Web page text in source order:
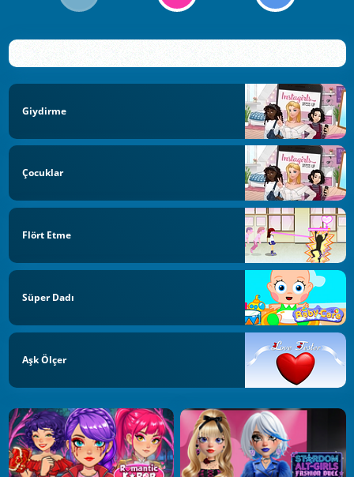
Giydirme
Çocuklar
Flört Etme
Süper Dadı
Aşk Ölçer